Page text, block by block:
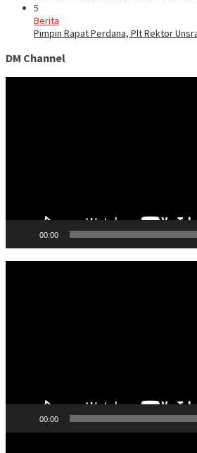
5
Berita
Pimpin Rapat Perdana, Plt Rektor
DM Channel
00:00
00:00